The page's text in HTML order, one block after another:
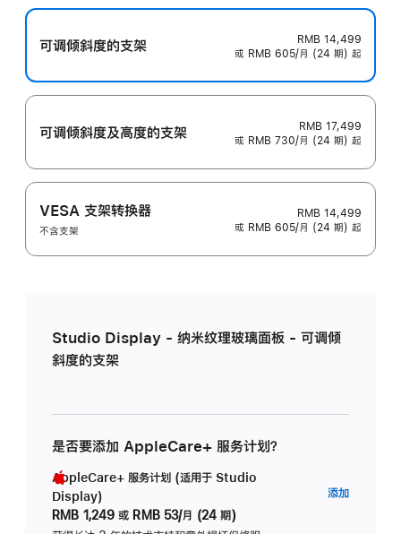
可调倾斜度的支架
RMB 14,499
或 RMB 605/月 (24 期) 起
可调倾斜度及高‍度的支‍架
RMB 17,499
或 RMB 730/月 (24 期) 起
VESA 支架转换器
不含支架
RMB 14,499
或 RMB 605/月 (24 期) 起
Studio Display - 纳米纹理玻璃面板 - 可调倾
斜度的支架
是否要添加 AppleCare+ 服务计划？
AppleCare+ 服务计划 (适用于 Studio
Display)
RMB 1,249 或 RMB 53/月 (24 期)
添加